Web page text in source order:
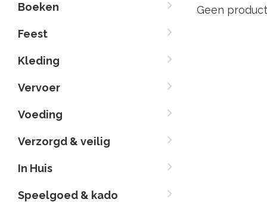
Boeken
Feest
Kleding
Vervoer
Voeding
Verzorgd & veilig
In Huis
Speelgoed & kado
Geen